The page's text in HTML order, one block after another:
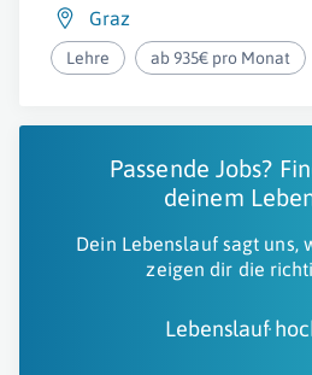
Graz
Lehre ab 935€ pro Monat
Passende Jobs?
deinem
Dein Lebenslauf sagt uns,
zeigen dir die
Lebenslauf